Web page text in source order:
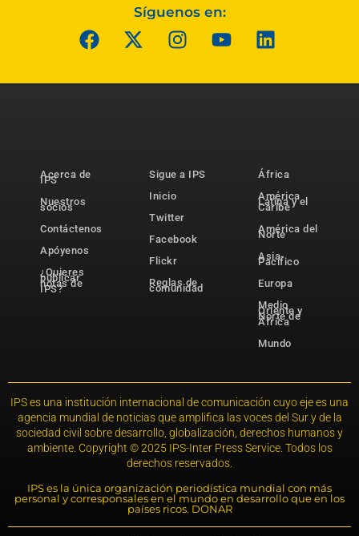
Síguenos en:
Acerca de
IPS
Nuestros
socios
Contáctenos
Apóyenos
¿Quieres
publicar
notas de
IPS?
Sigue a IPS
Inicio
Twitter
Facebook
Flickr
Reglas de
comunidad
África
América
Latina y el
Caribe
América del
Norte
Asia-
Pacífico
Europa
Medio
Oriente y
Norte de
África
Mundo
IPS es una institución internacional de comunicación cuyo eje es una
agencia mundial de noticias que amplifica las voces del Sur y de la
sociedad civil sobre desarrollo, globalización, derechos humanos y
ambiente. Copyright © 2025 IPS-Inter Press Service. Todos los
derechos reservados.
IPS es la única organización periodística mundial con más
personal y corresponsales en el mundo en desarrollo que en los
países ricos. DONAR